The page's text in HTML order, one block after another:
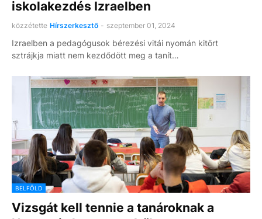
iskolakezdés Izraelben
közzétette Hírszerkesztő - szeptember 01, 2024
Izraelben a pedagógusok bérezési vitái nyomán kitört
sztrájkja miatt nem kezdődött meg a tanít…
BELFÖLD
Vizsgát kell tennie a tanároknak a